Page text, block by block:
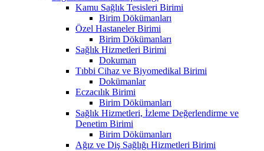
Kamu Sağlık Tesisleri Birimi
Birim Dökümanları
Özel Hastaneler Birimi
Birim Dökümanları
Sağlık Hizmetleri Birimi
Dokuman
Tıbbi Cihaz ve Biyomedikal Birimi
Dokümanlar
Eczacılık Birimi
Birim Dökümanları
Sağlık Hizmetleri, İzleme Değerlendirme ve
Denetim Birimi
Birim Dökümanları
Ağız ve Diş Sağlığı Hizmetleri Birimi